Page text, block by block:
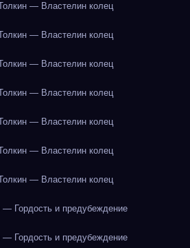
— Властелин колец
— Властелин колец
— Властелин колец
— Властелин колец
— Властелин колец
— Властелин колец
— Властелин колец
Гордость и предубеждение
Гордость и предубеждение